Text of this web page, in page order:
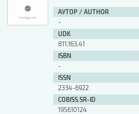
УПУТСТВА
УПУТСТВА
Правилник о издавачкој делатности
Упутство ауторима
Упутство уредницима
Изјава о ауторству
Изјава о лектури
Изјава о коришћењу ауторског дела
Упутство за бирање лиценце
Уговор са аутором
АУТОР / AUTHOR
-
UDK
811.163.41
ISBN
-
ISSN
2334-6922
COBISS.SR-ID
195610124